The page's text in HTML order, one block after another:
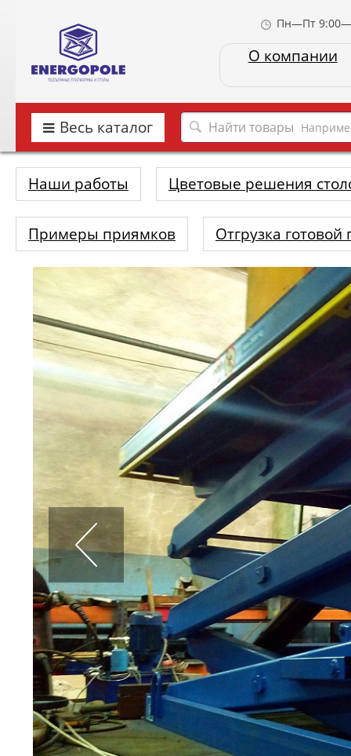
Пн—Пт
О компании
Весь каталог
Наши работы Цветовые решения
Примеры приямков Отгрузка